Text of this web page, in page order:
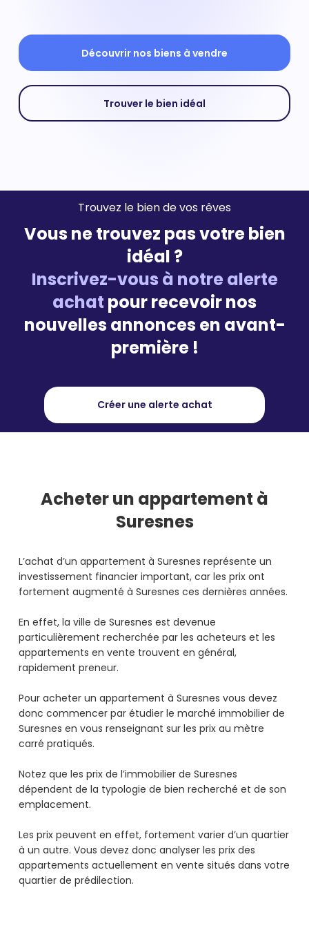
Découvrir nos biens à vendre
Trouver le bien idéal
Trouvez le bien de vos rêves
Vous ne trouvez pas votre bien
idéal ?
Inscrivez-vous à notre alerte
achat pour recevoir nos
nouvelles annonces en avant-
première !
Créer une alerte achat
Acheterun appartement à
Suresnes
L’achat d’un appartement à Suresnes représente un
investissement financier important, car les prix ont
fortement augmenté à Suresnes ces dernières années.
En effet, la ville de Suresnes est devenue
particulièrement recherchée par les acheteurs et les
appartements en vente trouvent en général,
rapidement preneur.
Pour acheter un appartement à Suresnes vous devez
donc commencer par étudier le marché immobilier de
Suresnes en vous renseignant sur les prix au mètre
carré pratiqués.
Notez que les prix de l’immobilier de Suresnes
dépendent de la typologie de bien recherché et de son
emplacement.
Les prix peuvent en effet, fortement varier d’un quartier
à un autre. Vous devez donc analyser les prix des
appartements actuellement en vente situés dans votre
quartier de prédilection.